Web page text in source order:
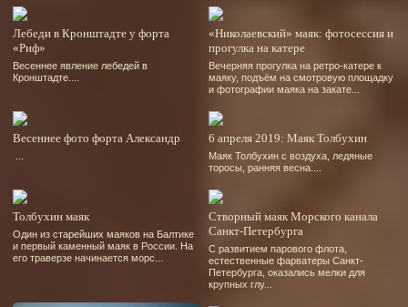
Лебеди в Кронштадте у форта
«Риф»
Весеннее явление лебедей в
Кронштадте....
«Николаевский» маяк: фотосессия и
прогулка на катере
Вечерняя прогулка на ретро-катере к
маяку, подъём на смотровую площадку
и фотографии маяка на закате...
Весеннее фото форта Александр 6 апреля 2019: Маяк Толбухин
Маяк Толбухин с воздуха, ледяные
торосы, ранняя весна....
Толбухин маяк
Один из старейших маяков на Балтике
и первый каменный маяк в России. На
его траверзе начинается морс...
Створный маяк Морского канала
Санкт-Петербурга
С развитием парового флота,
естественные фарватеры Санкт-
Петербурга, оказались мелки для
крупных глу...